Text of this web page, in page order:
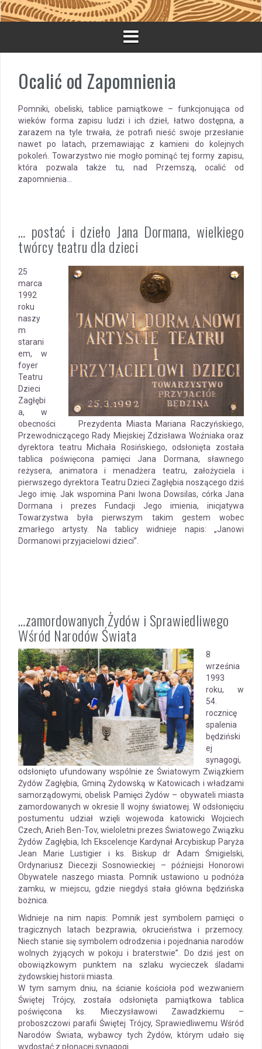
Ocalić od Zapomnienia
Pomniki, obeliski, tablice pamiątkowe – funkcjonująca od
wieków forma zapisu ludzi i ich dzieł, łatwo dostępna, a
zarazem na tyle trwała, że potrafi nieść swoje przesłanie
nawet po latach, przemawiając z kamieni do kolejnych
pokoleń. Towarzystwo nie mogło pominąć tej formy zapisu,
która pozwala także tu, nad Przemszą, ocalić od
zapomnienia…
… postać i dzieło Jana Dormana, wielkiego
twórcy teatru dla dzieci
25
marca
1992
roku
naszy
m
starani
em, w
foyer
Teatru
Dzieci
Zagłębi
a, w
obecności Prezydenta Miasta Mariana Raczyńskiego,
Przewodniczącego Rady Miejskiej Zdzisława Woźniaka oraz
dyrektora teatru Michała Rosińskiego, odsłonięta została
tablica poświęcona pamięci Jana Dormana, sławnego
reżysera, animatora i menadżera teatru, założyciela i
pierwszego dyrektora Teatru Dzieci Zagłębia noszącego dziś
Jego imię. Jak wspomina Pani Iwona Dowsilas, córka Jana
Dormana i prezes Fundacji Jego imienia, inicjatywa
Towarzystwa była pierwszym takim gestem wobec
zmarłego artysty. Na tablicy widnieje napis: „Janowi
Dormanowi przyjacielowi dzieci”.
…zamordowanych Żydów i Sprawiedliwego
Wśród Narodów Świata
8
września
1993
roku, w
54.
rocznicę
spalenia
będziński
ej
synagogi,
odsłonięto ufundowany wspólnie ze Światowym Związkiem
Żydów Zagłębia, Gminą Żydowską w Katowicach i władzami
samorządowymi, obelisk Pamięci Żydów – obywateli miasta
zamordowanych w okresie II wojny światowej. W odsłonięciu
postumentu udział wzięli wojewoda katowicki Wojciech
Czech, Arieh Ben-Tov, wieloletni prezes Światowego Związku
Żydów Zagłębia, Ich Ekscelencje Kardynał Arcybiskup Paryża
Jean Marie Lustigier i ks. Biskup dr Adam Śmigielski,
Ordynariusz Diecezji Sosnowieckiej – późniejsi Honorowi
Obywatele naszego miasta. Pomnik ustawiono u podnóża
zamku, w miejscu, gdzie niegdyś stała główna będzińska
bożnica.
Widnieje na nim napis: Pomnik jest symbolem pamięci o
tragicznych latach bezprawia, okrucieństwa i przemocy.
Niech stanie się symbolem odrodzenia i pojednania narodów
wolnych żyjących w pokoju i braterstwie”. Do dziś jest on
obowiązkowym punktem na szlaku wycieczek śladami
żydowskiej historii miasta.
W tym samym dniu, na ścianie kościoła pod wezwaniem
Świętej Trójcy, została odsłonięta pamiątkowa tablica
poświęcona ks. Mieczysławowi Zawadzkiemu –
proboszczowi parafii Świętej Trójcy, Sprawiedliwemu Wśród
Narodów Świata, wybawcy tych Żydów, którym udało się
wydostać z płonącej synagogi.